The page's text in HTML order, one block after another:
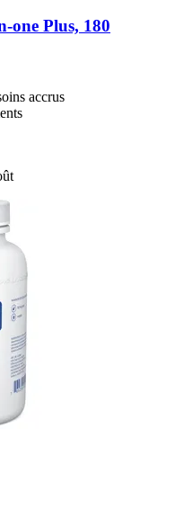
​one Plus, 180
accrus